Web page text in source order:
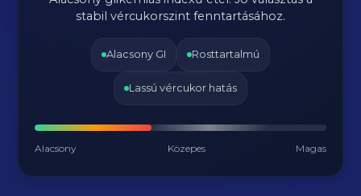
stabil vércukorszint fenntartásához.
Alacsony GI Rosttartalmú
Lassú vércukor hatás
Alacsony Közepes Magas